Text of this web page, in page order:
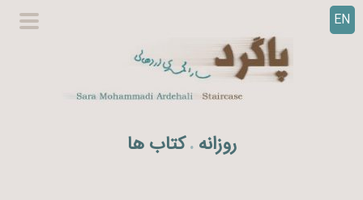
EN
روزانه . کتاب ها